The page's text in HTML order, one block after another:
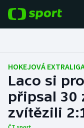
Fotbal
Hokej
Tenis
HOKEJOVÁ
Laco si
připsal 30
zvítězili